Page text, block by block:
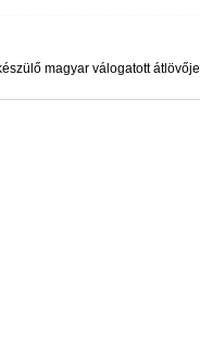
magyar válogatott átlövője